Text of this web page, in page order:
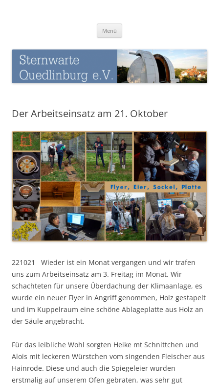
Menü
Der Arbeitseinsatz am 21. Oktober
221021 Wieder ist ein Monat vergangen und wir trafen
uns zum Arbeitseinsatz am 3. Freitag im Monat. Wir
schachteten für unsere Überdachung der Klimaanlage, es
wurde ein neuer Flyer in Angriff genommen, Holz gestapelt
und im Kuppelraum eine schöne Ablageplatte aus Holz an
der Säule angebracht.
Für das leibliche Wohl sorgten Heike mt Schnittchen und
Alois mit leckeren Würstchen vom singenden Fleischer aus
Hainrode. Diese und auch die Spiegeleier wurden
erstmalig auf unserem Ofen gebraten, was sehr gut